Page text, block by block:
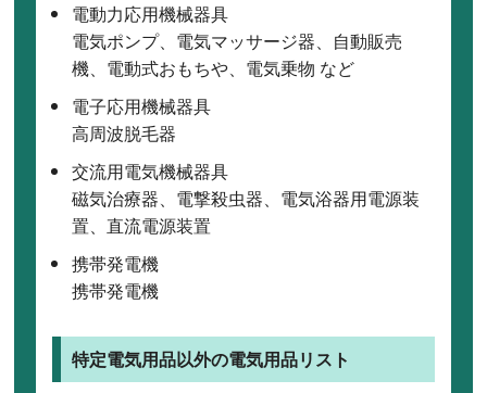
電動力応用機械器具
電気ポンプ、電気マッサージ器、自動販売
機、電動式おもちや、電気乗物 など
電子応用機械器具
高周波脱毛器
交流用電気機械器具
磁気治療器、電撃殺虫器、電気浴器用電源装
置、直流電源装置
携帯発電機
携帯発電機
特定電気用品以外の電気用品リスト